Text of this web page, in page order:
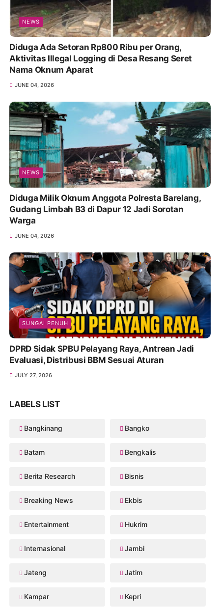
NEWS
Diduga Ada Setoran Rp800 Ribu per Orang,
Aktivitas Illegal Logging di Desa Resang Seret
Nama Oknum Aparat
JUNE 04, 2026
NEWS
Diduga Milik Oknum Anggota Polresta Barelang,
Gudang Limbah B3 di Dapur 12 Jadi Sorotan
Warga
JUNE 04, 2026
SUNGAI PENUH
DPRD Sidak SPBU Pelayang Raya, Antrean Jadi
Evaluasi, Distribusi BBM Sesuai Aturan
JULY 27, 2026
LABELS LIST
Bangkinang Bangko
Batam Bengkalis
Berita Research Bisnis
Breaking News Ekbis
Entertainment Hukrim
Internasional Jambi
Jateng Jatim
Kampar Kepri